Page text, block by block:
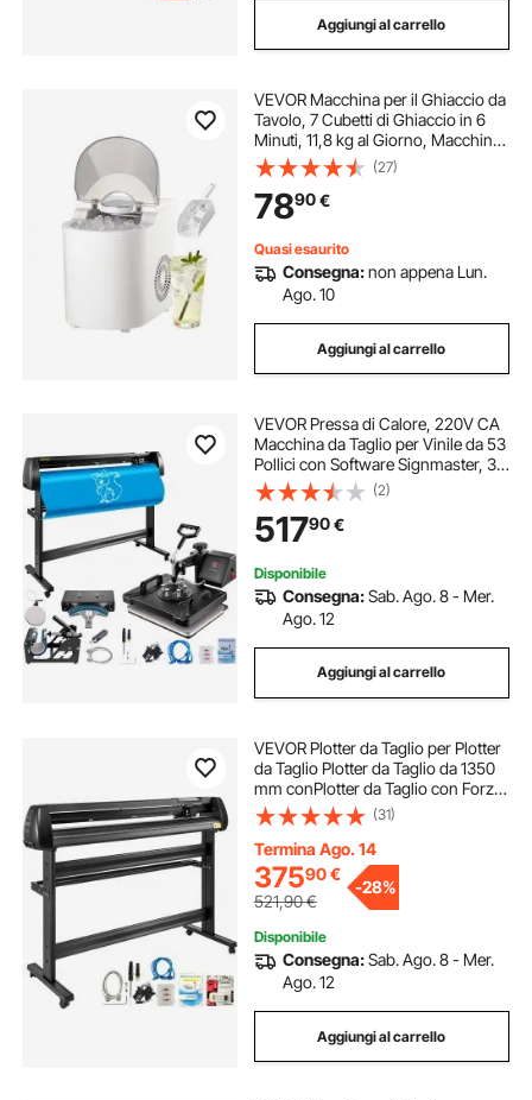
Aggiungi al carrello
VEVOR Macchina per il Ghiaccio da
Tavolo, 7 Cubetti di Ghiaccio in 6
Minuti, 11,8 kg al Giorno, Macchina
Autopulente con Paletta, con 2
Dimensioni Raccolto per Casa,
Cucina, Ufficio, Bar, Feste
(27)
7890€
Quasi esaurito
Consegna:non appena Lun.
Ago. 10
Aggiungi al carrello
VEVOR Pressa di Calore, 220V CA
Macchina da Taglio per Vinile da 53
Pollici con Software Signmaster, 38
x 30 cm Pressa a Caldo 5 in 1 con
Controller LED Digitale, Plotter da
Taglio Professionale
(2)
51790€
Disponibile
Consegna:Sab. Ago. 8 - Mer.
Ago. 12
Aggiungi al carrello
VEVOR Plotter da Taglio per Plotter
da Taglio Plotter da Taglio da 1350
mm conPlotter da Taglio con Forza
di Supporto a Terra e Velocità
Regolabile
(31)
Termina Ago. 14
37590€
521,90€
-28%
Disponibile
Consegna:Sab. Ago. 8 - Mer.
Ago. 12
Aggiungi al carrello